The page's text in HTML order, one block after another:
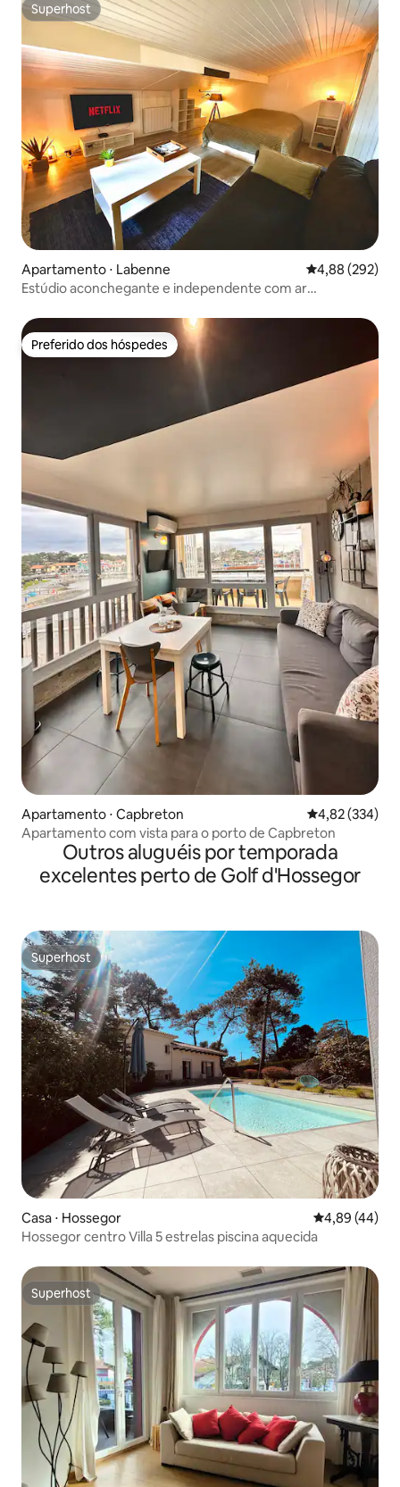
Superhost
Superhost
Apartamento ⋅ Labenne 4,88 de uma
4,88 (292)
Estúdio aconchegante e independente com ar
Preferido dos hóspedes
Preferido dos hóspedes
Apartamento ⋅ Capbreton 4,82 de uma
4,82 (334)
Apartamento com vista para o porto de Capbreton
Outros aluguéis por temporada
excelentes perto de Golf d'Hossegor
Superhost
Superhost
Casa ⋅ Hossegor 4,89 de uma
4,89 (44)
Hossegor centro Villa 5 estrelas piscina aquecida
Superhost
Superhost